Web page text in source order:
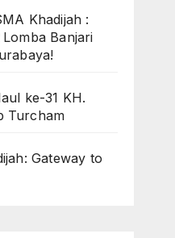
Khadijah :
Banjari
ke-31 KH.
Turcham
Gateway to